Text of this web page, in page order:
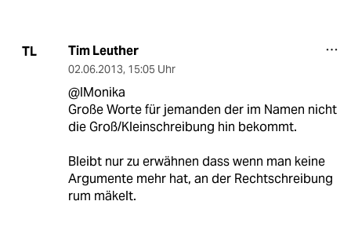
TL Tim Leuther
02.06.2013, 15:05 Uhr
@IMonika
Große Worte für jemanden der im Namen nicht
die Groß/Kleinschreibung hin bekommt.
Bleibt nur zu erwähnen dass wenn man keine
Argumente mehr hat, an der Rechtschreibung
rum mäkelt.